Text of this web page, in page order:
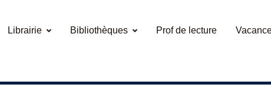
Librairie Bibliothèques Prof de lecture